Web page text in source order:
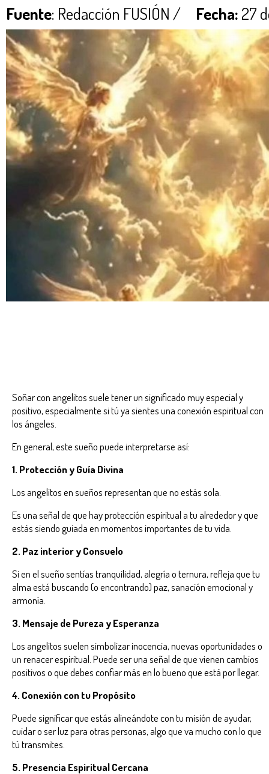
Fuente: Redacción FUSIÓN / Fecha: 27
Soñar con angelitos suele tener un significado muy especial y
positivo, especialmente si tú ya sientes una conexión espiritual con
los ángeles.
En general, este sueño puede interpretarse así:
1. Protección y Guía Divina
Los angelitos en sueños representan que no estás sola.
Es una señal de que hay protección espiritual a tu alrededor y que
estás siendo guiada en momentos importantes de tu vida.
2. Paz interior y Consuelo
Si en el sueño sentías tranquilidad, alegría o ternura, refleja que tu
alma está buscando (o encontrando) paz, sanación emocional y
armonía.
3. Mensaje de Pureza y Esperanza
Los angelitos suelen simbolizar inocencia, nuevas oportunidades o
un renacer espiritual. Puede ser una señal de que vienen cambios
positivos o que debes confiar más en lo bueno que está por llegar.
4. Conexión con tu Propósito
Puede significar que estás alineándote con tu misión de ayudar,
cuidar o ser luz para otras personas, algo que va mucho con lo que
tú transmites.
5. Presencia Espiritual Cercana